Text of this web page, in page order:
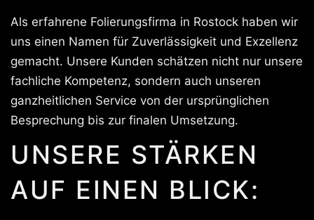
Als erfahrene Folierungsfirma in Rostock haben wir
uns einen Namen für Zuverlässigkeit und Exzellenz
gemacht. Unsere Kunden schätzen nicht nur unsere
fachliche Kompetenz, sondern auch unseren
ganzheitlichen Service von der ursprünglichen
Besprechung bis zur finalen Umsetzung.
UNSERE STÄRKEN
AUF EINEN BLICK: